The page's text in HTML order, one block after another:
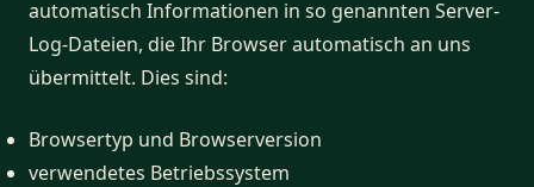
automatisch Informationen in so genannten Server-
Log-Dateien, die Ihr Browser automatisch an uns
übermittelt. Dies sind:
Browsertyp und Browserversion
verwendetes Betriebssystem